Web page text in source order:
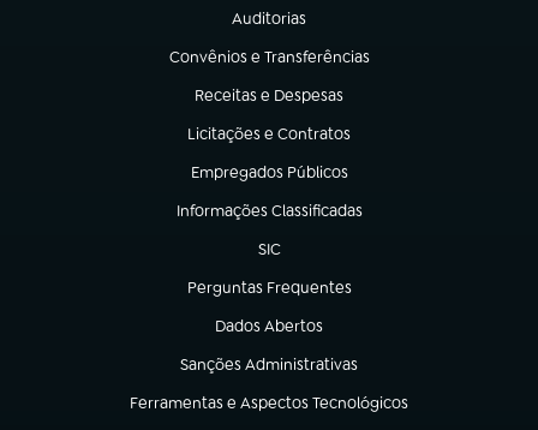
Auditorias
(abre em nova aba)
Convênios e Transferências
(abre em nova aba)
Receitas e Despesas
(abre em nova aba)
Licitações e Contratos
(abre em nova aba)
Empregados Públicos
(abre em nova aba)
Informações Classificadas
(abre em nova aba)
SIC
(abre em nova aba)
Perguntas Frequentes
(abre em nova aba)
Dados Abertos
(abre em nova aba)
Sanções Administrativas
(abre em nova aba)
Ferramentas e Aspectos Tecnológicos
(abre em nova aba)